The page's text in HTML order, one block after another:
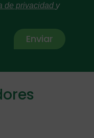
de privacidad y
Enviar